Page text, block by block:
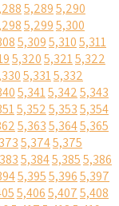
5,2895,290
5,2995,300
5,3095,3105,311
5,3205,3215,322
5,3315,332
5,3415,3425,343
5,3525,3535,354
5,3635,3645,365
5,3745,375
5,3845,3855,386
5,3955,3965,397
5,4065,4075,408